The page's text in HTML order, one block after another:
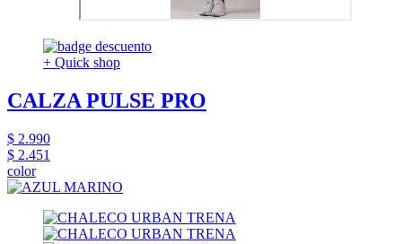
+ Quick shop
CALZA PULSE PRO
$ 2.990
$ 2.451
color